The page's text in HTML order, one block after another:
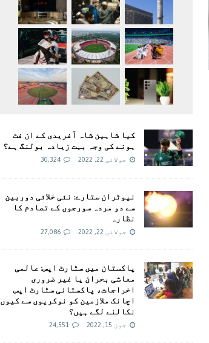
کیا شاہین شاہ آفریدی کے ان فٹ
ہونے کی وجہ بہت زیادہ بولنگ ہے؟
جولائی 22, 2022 30,324
نیوٹران ستارے: نئی خلائی دوربین
سے دو مردہ سورجوں کے تصادم کا
نظارہ
جولائی 22, 2022 27,086
پاکستان میں سٹارٹ اپس: عالمی
معاشی بحران یا غیر ضروری
اخراجات، پاکستانی سٹارٹ اپس
اچانک ملازمین کو نوکریوں سے کیوں
نکالنے لگے ہیں؟
جون 15, 2022 24,551